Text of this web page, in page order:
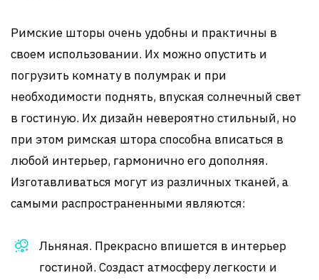
Римские шторы очень удобны и практичны в
своем использовании. Их можно опустить и
погрузить комнату в полумрак и при
необходимости поднять, впуская солнечный свет
в гостиную. Их дизайн невероятно стильный, но
при этом римская штора способна вписаться в
любой интерьер, гармонично его дополняя.
Изготавливаться могут из различных тканей, а
самыми распространенными являются:
Льняная. Прекрасно впишется в интерьер
гостиной. Создаст атмосферу легкости и